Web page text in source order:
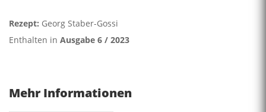
Rezept: Georg Staber-Gossi
Enthalten in Ausgabe 6 / 2023
Mehr Informationen